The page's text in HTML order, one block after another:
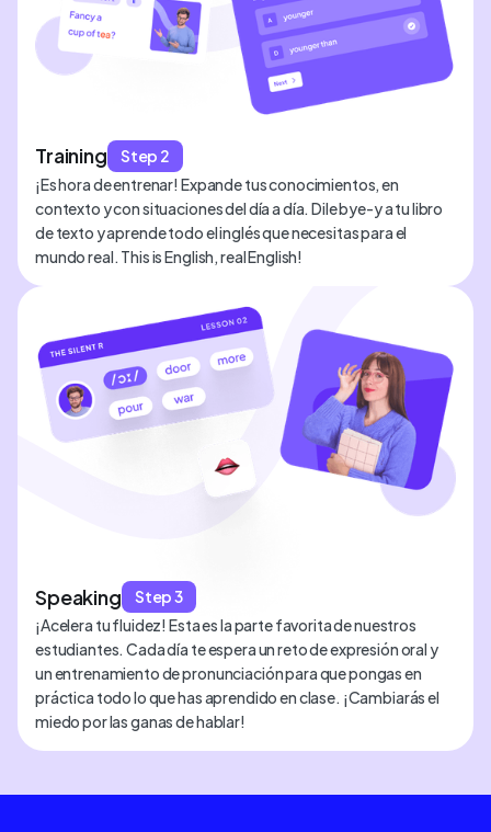
Training
Step 2
¡Es hora de entrenar! Expande tus conocimientos, en
contexto y con situaciones del día a día. Dile bye-y a tu libro
de texto y aprende todo el inglés que necesitas para el
mundo real. This is English, real English!
Speaking
Step 3
¡Acelera tu fluidez! Esta es la parte favorita de nuestros
estudiantes. Cada día te espera un reto de expresión oral y
un entrenamiento de pronunciación para que pongas en
práctica todo lo que has aprendido en clase. ¡Cambiarás el
miedo por las ganas de hablar!